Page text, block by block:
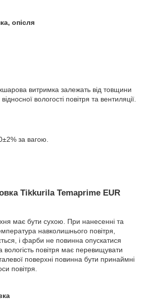
опісля
витримка залежать від товщини
вологості повітря та вентиляції.
за вагою.
Tikkurila Temaprime EUR
має бути сухою. При нанесенні та
навколишнього повітря,
і фарби не повинна опускатися
повітря має перевищувати
поверхні повинна бути принаймні
повітря.